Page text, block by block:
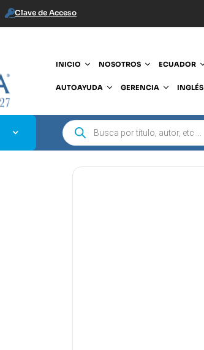
Clave de Acceso
INICIO NOSOTROS ECUADOR
AUTOAYUDA GERENCIA INGLÉS